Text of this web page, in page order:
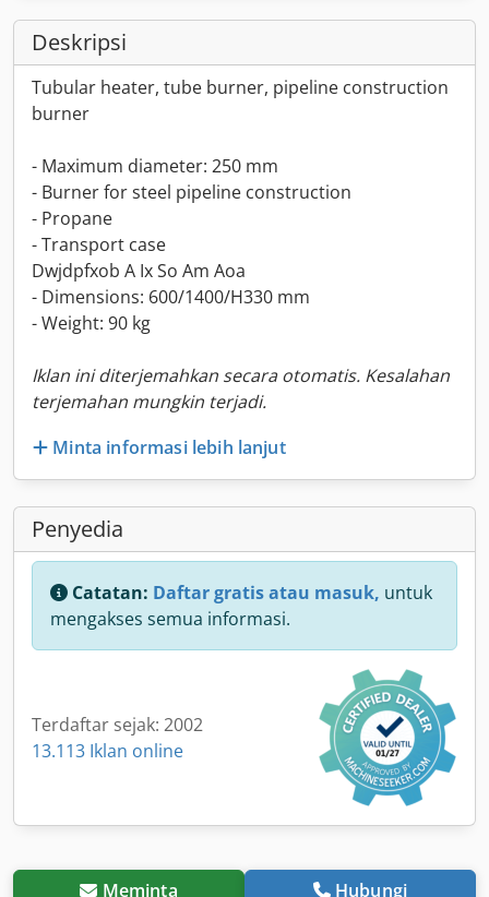
Deskripsi
Tubular heater, tube burner, pipeline construction
burner
- Maximum diameter: 250 mm
- Burner for steel pipeline construction
- Propane
- Transport case
Dwjdpfxob A Ix So Am Aoa
- Dimensions: 600/1400/H330 mm
- Weight: 90 kg
Iklan ini diterjemahkan secara otomatis. Kesalahan
terjemahan mungkin terjadi.
Minta informasi lebih lanjut
Penyedia
Catatan: Daftar gratis atau masuk, untuk
mengakses semua informasi.
Terdaftar sejak: 2002
13.113 Iklan online
Meminta Hubungi